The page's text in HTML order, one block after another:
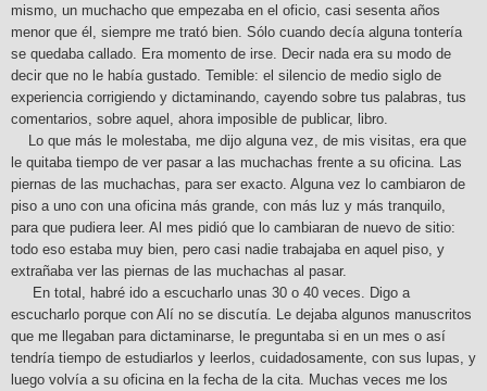
mismo, un muchacho que empezaba en el oficio, casi sesenta años
menor que él, siempre me trató bien. Sólo cuando decía alguna tontería
se quedaba callado. Era momento de irse. Decir nada era su modo de
decir que no le había gustado. Temible: el silencio de medio siglo de
experiencia corrigiendo y dictaminando, cayendo sobre tus palabras, tus
comentarios, sobre aquel, ahora imposible de publicar, libro.
Lo que más le molestaba, me dijo alguna vez, de mis visitas, era que
le quitaba tiempo de ver pasar a las muchachas frente a su oficina. Las
piernas de las muchachas, para ser exacto. Alguna vez lo cambiaron de
piso a uno con una oficina más grande, con más luz y más tranquilo,
para que pudiera leer. Al mes pidió que lo cambiaran de nuevo de sitio:
todo eso estaba muy bien, pero casi nadie trabajaba en aquel piso, y
extrañaba ver las piernas de las muchachas al pasar.
En total, habré ido a escucharlo unas 30 o 40 veces. Digo a
escucharlo porque con Alí no se discutía. Le dejaba algunos manuscritos
que me llegaban para dictaminarse, le preguntaba si en un mes o así
tendría tiempo de estudiarlos y leerlos, cuidadosamente, con sus lupas, y
luego volvía a su oficina en la fecha de la cita. Muchas veces me los